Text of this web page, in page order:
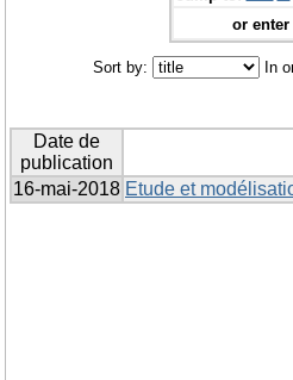
or
Sort by: In
Date de
publication
16-mai-2018 Etude et